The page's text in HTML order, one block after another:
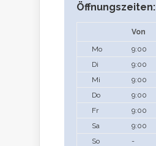
Öffnungszeiten:
Von
Mo
9:00
Di
9:00
Mi
9:00
Do
9:00
Fr
9:00
Sa
9:00
So
-